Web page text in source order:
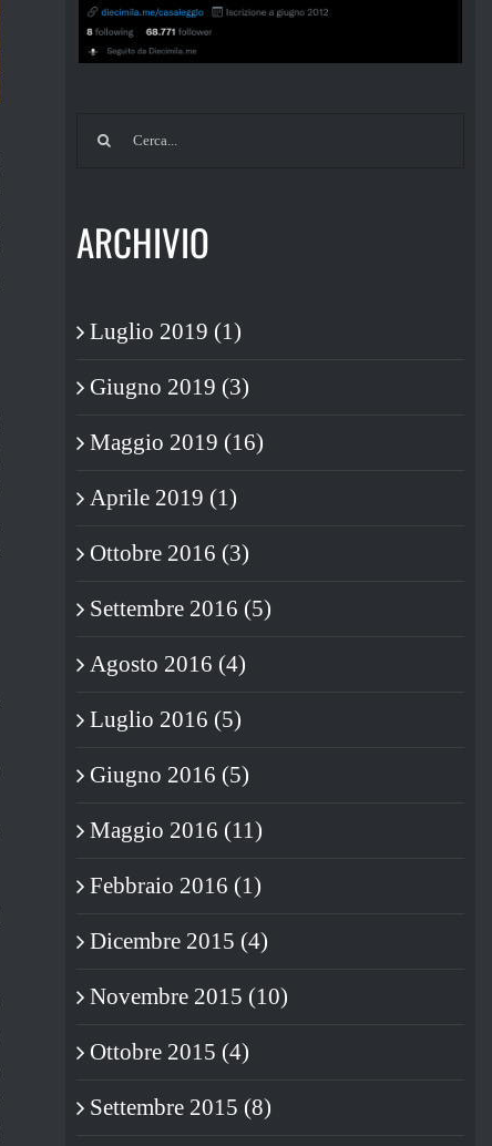
Cerca
ARCHIVIO
Luglio 2019 (1)
Giugno 2019 (3)
Maggio 2019 (16)
Aprile 2019 (1)
Ottobre 2016 (3)
Settembre 2016 (5)
Agosto 2016 (4)
Luglio 2016 (5)
Giugno 2016 (5)
Maggio 2016 (11)
Febbraio 2016 (1)
Dicembre 2015 (4)
Novembre 2015 (10)
Ottobre 2015 (4)
Settembre 2015 (8)